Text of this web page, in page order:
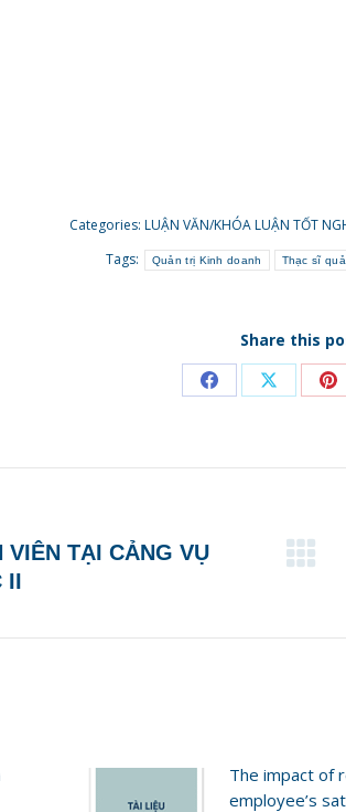
Categories: LUẬN VĂN/KHÓA LUẬN TỐT
Tags:
Quản trị Kinh doanh Thạc sĩ
Share this
Share
Facebook
Share
X
VIÊN TẠI CẢNG VỤ
II
The impact of
employee’s